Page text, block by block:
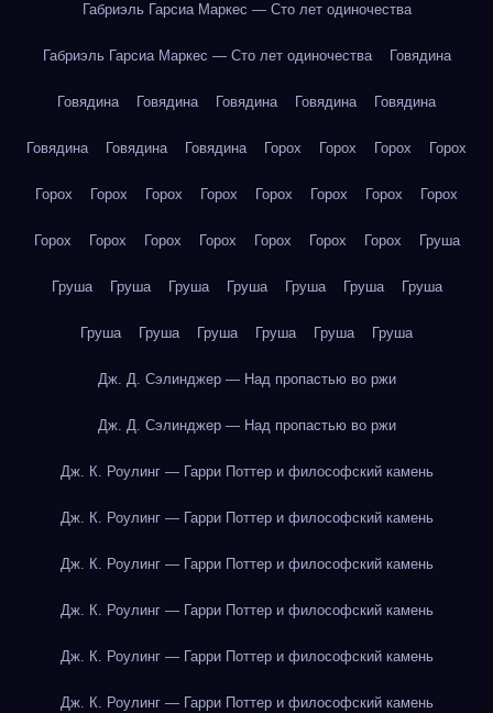
Габриэль Гарсиа Маркес — Сто лет одиночества
Габриэль Гарсиа Маркес — Сто лет одиночества Говядина
Говядина Говядина Говядина Говядина Говядина
Говядина Говядина Говядина Горох Горох Горох Горох
Горох Горох Горох Горох Горох Горох Горох Горох
Горох Горох Горох Горох Горох Горох Горох Груша
Груша Груша Груша Груша Груша Груша Груша
Груша Груша Груша Груша Груша Груша
Дж. Д. Сэлинджер — Над пропастью во ржи
Дж. Д. Сэлинджер — Над пропастью во ржи
Дж. К. Роулинг — Гарри Поттер и философский камень
Дж. К. Роулинг — Гарри Поттер и философский камень
Дж. К. Роулинг — Гарри Поттер и философский камень
Дж. К. Роулинг — Гарри Поттер и философский камень
Дж. К. Роулинг — Гарри Поттер и философский камень
Дж. К. Роулинг — Гарри Поттер и философский камень